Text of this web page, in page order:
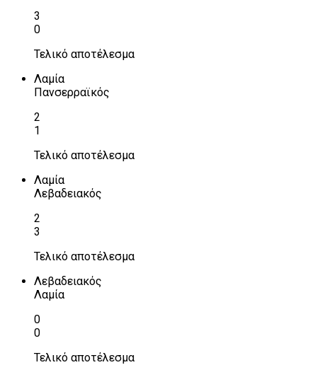
3
0
Τελικό αποτέλεσμα
Λαμία
Πανσερραϊκός
2
1
Τελικό αποτέλεσμα
Λαμία
Λεβαδειακός
2
3
Τελικό αποτέλεσμα
Λεβαδειακός
Λαμία
0
0
Τελικό αποτέλεσμα